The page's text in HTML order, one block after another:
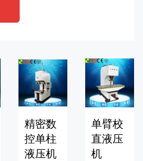
精密数
控单柱
液压机
单臂校
直液压
机